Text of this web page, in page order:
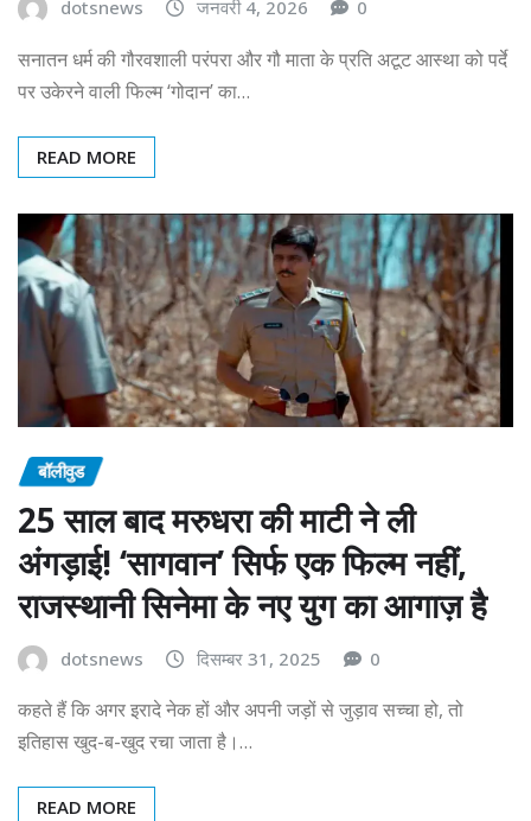
dotsnews जनवरी 4, 2026 0
सनातन धर्म की गौरवशाली परंपरा और गौ माता के प्रति अटूट आस्था को पर्दे
पर उकेरने वाली फिल्म ‘गोदान’ का…
READ MORE
बॉलीवुड
25 साल बाद मरुधरा की माटी ने ली
अंगड़ाई! ‘सागवान’ सिर्फ एक फिल्म नहीं,
राजस्थानी सिनेमा के नए युग का आगाज़ है
dotsnews दिसम्बर 31, 2025 0
कहते हैं कि अगर इरादे नेक हों और अपनी जड़ों से जुड़ाव सच्चा हो, तो
इतिहास खुद-ब-खुद रचा जाता है।…
READ MORE